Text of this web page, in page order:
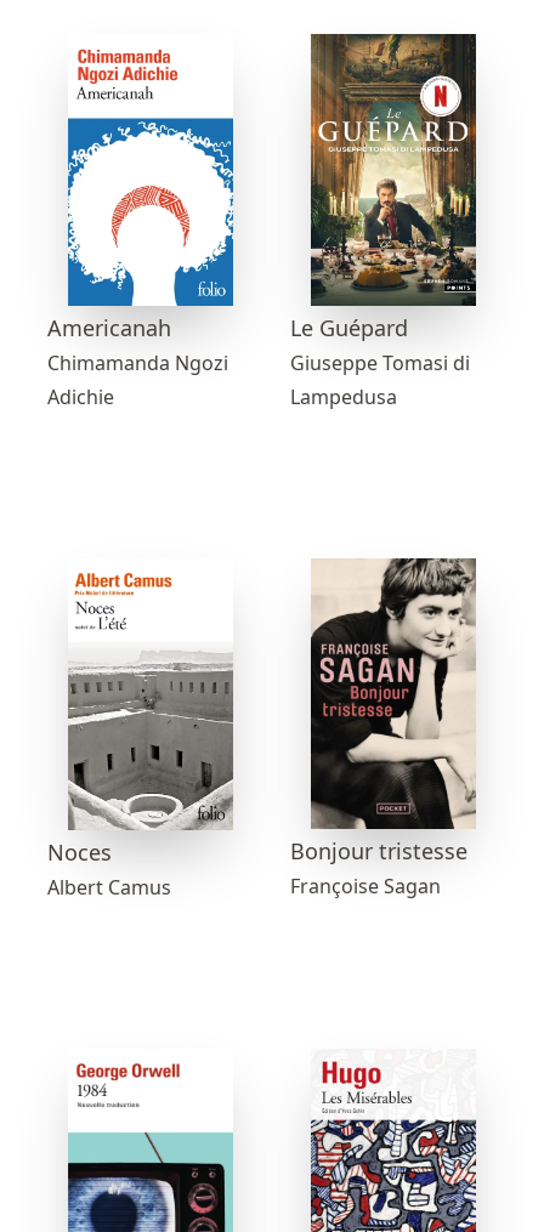
Americanah
Chimamanda Ngozi
Adichie
Le Guépard
Giuseppe Tomasi di
Lampedusa
Noces
Albert Camus
Bonjour tristesse
Françoise Sagan